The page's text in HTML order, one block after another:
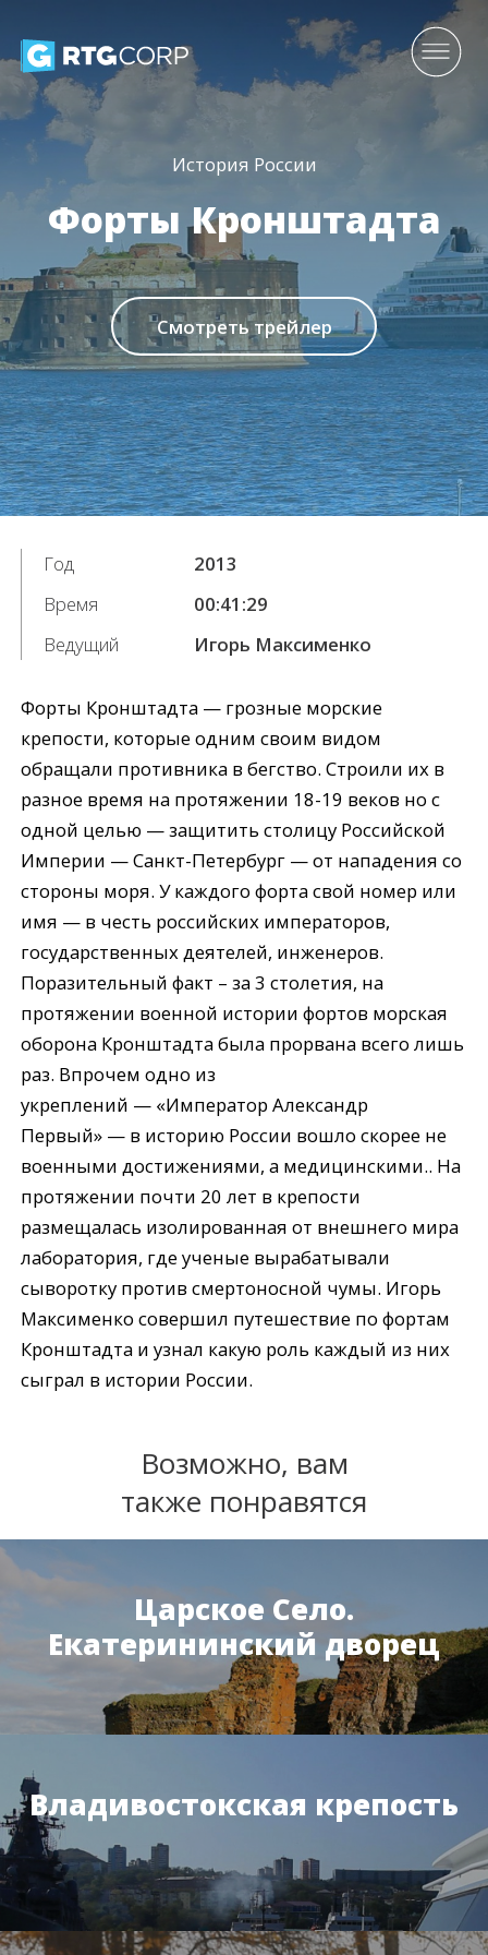
История России
Форты Кронштадта
Смотреть трейлер
Год
2013
Время
00:41:29
Ведущий
Игорь Максименко
Форты Кронштадта — грозные морские
крепости, которые одним своим видом
обращали противника в бегство. Строили их в
разное время на протяжении 18-19 веков но с
одной целью — защитить столицу Российской
Империи — Санкт-Петербург — от нападения со
стороны моря. У каждого форта свой номер или
имя — в честь российских императоров,
государственных деятелей, инженеров.
Поразительный факт – за 3 столетия, на
протяжении военной истории фортов морская
оборона Кронштадта была прорвана всего лишь
раз. Впрочем одно из
укреплений — «Император Александр
Первый» — в историю России вошло скорее не
военными достижениями, а медицинскими.. На
протяжении почти 20 лет в крепости
размещалась изолированная от внешнего мира
лаборатория, где ученые вырабатывали
сыворотку против смертоносной чумы. Игорь
Максименко совершил путешествие по фортам
Кронштадта и узнал какую роль каждый из них
сыграл в истории России.
Возможно, вам
также понравятся
Царское Село.
Екатерининский дворец
Владивостокская крепость